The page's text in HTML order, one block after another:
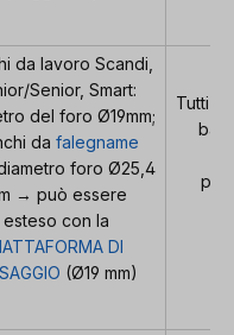
da lavoro Scandi,
Senior, Smart:
del foro Ø19mm;
da falegname
foro Ø25,4
→ può essere
esteso con la
DI
(Ø19 mm)
Tutti i